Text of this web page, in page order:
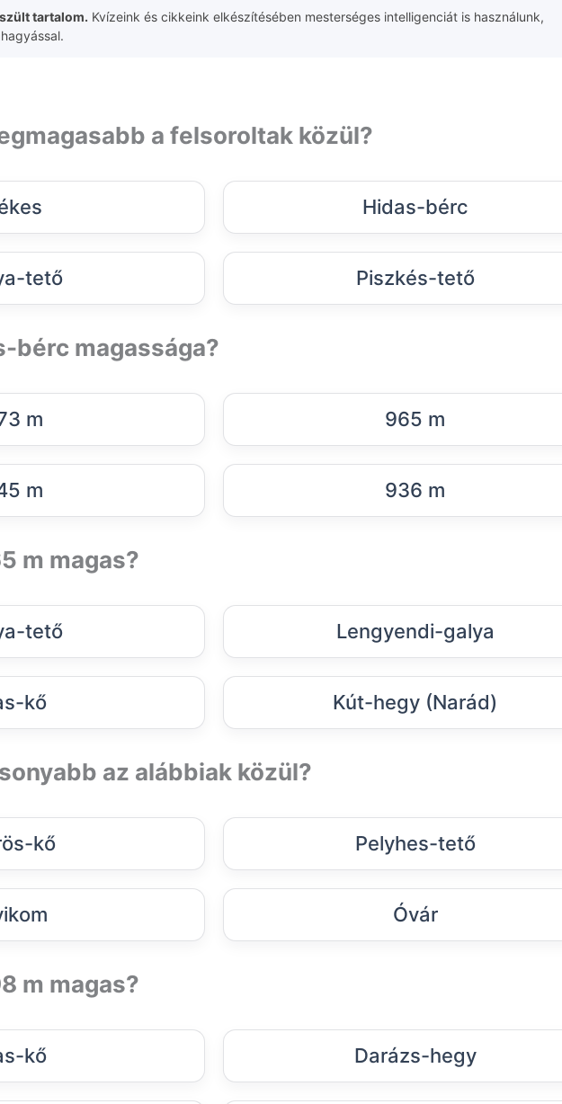
tartalom. Kvízeink és cikkeink elkészítésében mesterséges intelligenciát is használunk,
a felsoroltak közül?
Hidas-bérc
tető Piszkés-tető
bérc magassága?
m 965 m
m 936 m
m magas?
tető Lengyendi-galya
kő Kút-hegy (Narád)
az alábbiak közül?
kő Pelyhes-tető
Óvár
m magas?
kő Darázs-hegy